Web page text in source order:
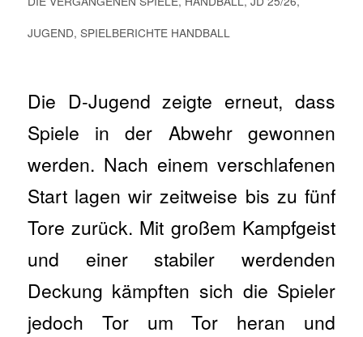
JUGEND, SPIELBERICHTE HANDBALL
Die D‑Jugend zeigte erneut, dass
Spiele in der Abwehr gewonnen
werden. Nach einem verschlafenen
Start lagen wir zeitweise bis zu fünf
Tore zurück. Mit großem Kampfgeist
und einer stabiler werdenden
Deckung kämpften sich die Spieler
jedoch Tor um Tor heran und